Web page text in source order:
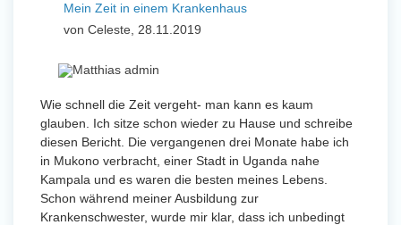
Mein Zeit in einem Krankenhaus
von Celeste, 28.11.2019
Wie schnell die Zeit vergeht- man kann es kaum
glauben. Ich sitze schon wieder zu Hause und schreibe
diesen Bericht. Die vergangenen drei Monate habe ich
in Mukono verbracht, einer Stadt in Uganda nahe
Kampala und es waren die besten meines Lebens.
Schon während meiner Ausbildung zur
Krankenschwester, wurde mir klar, dass ich unbedingt